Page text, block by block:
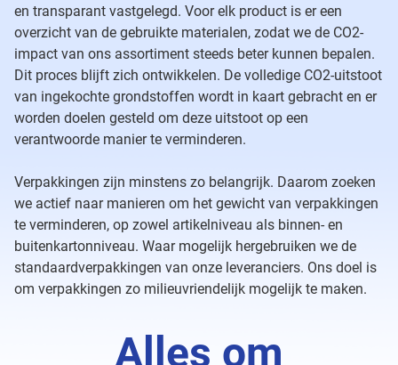
en transparant vastgelegd. Voor elk product is er een
overzicht van de gebruikte materialen, zodat we de CO2-
impact van ons assortiment steeds beter kunnen bepalen.
Dit proces blijft zich ontwikkelen. De volledige CO2-uitstoot
van ingekochte grondstoffen wordt in kaart gebracht en er
worden doelen gesteld om deze uitstoot op een
verantwoorde manier te verminderen.
Verpakkingen zijn minstens zo belangrijk. Daarom zoeken
we actief naar manieren om het gewicht van verpakkingen
te verminderen, op zowel artikelniveau als binnen- en
buitenkartonniveau. Waar mogelijk hergebruiken we de
standaardverpakkingen van onze leveranciers. Ons doel is
om verpakkingen zo milieuvriendelijk mogelijk te maken.
Alles om